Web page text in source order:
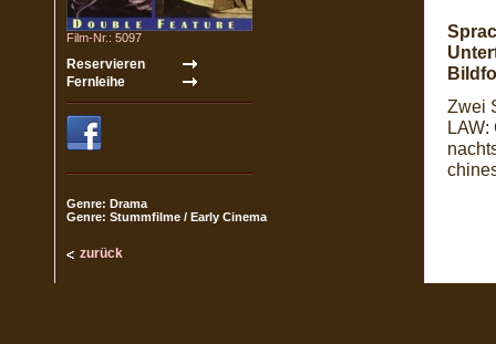
Film-Nr.: 5097
Genre: Drama
Genre: Stummfilme / Early Cinema
zurück
Zwei
LAW: